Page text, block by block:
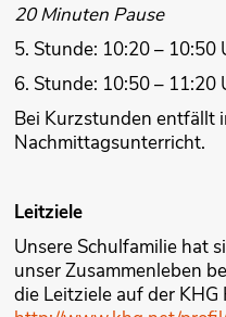
20 Minuten Pause
5. Stunde: 10:20 – 10:50
6. Stunde: 10:50 – 11:20
Bei Kurzstunden entfällt
Nachmittagsunterricht.
Leitziele
Unsere Schulfamilie hat
unser Zusammenleben
die Leitziele auf der